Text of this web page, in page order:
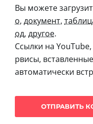
Вы можете
о, документ,
од, другое.
Ссылки на
рвисы,
автоматически